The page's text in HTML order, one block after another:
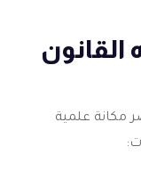
القانون
مكانة علمية